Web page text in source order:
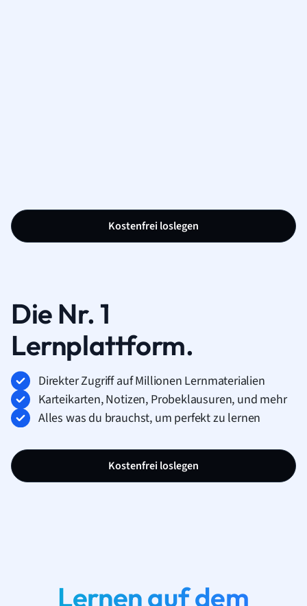
Kostenfrei loslegen
Die Nr. 1
Lernplattform.
Direkter Zugriff auf Millionen Lernmaterialien
Karteikarten, Notizen, Probeklausuren, und mehr
Alles was du brauchst, um perfekt zu lernen
Kostenfrei loslegen
Lernen auf dem